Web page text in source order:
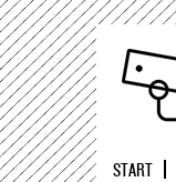
START